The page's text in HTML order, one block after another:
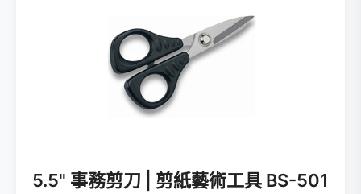
5.5" 事務剪刀 | 剪紙藝術工具 BS-501